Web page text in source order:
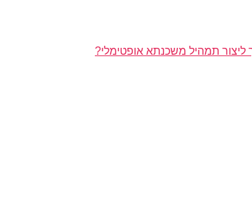
תמהיל משכנתא אופטימלי?